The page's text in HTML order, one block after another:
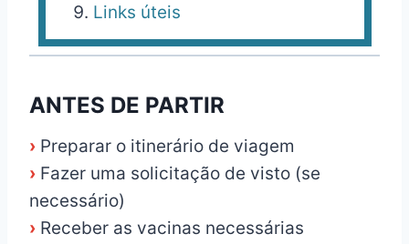
Links úteis
ANTES DE PARTIR
› Preparar o itinerário de viagem
› Fazer uma solicitação de visto (se
necessário)
› Receber as vacinas necessárias